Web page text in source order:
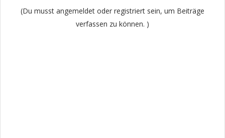
(Du musst angemeldet oder registriert sein, um Beiträge
verfassen zu können. )